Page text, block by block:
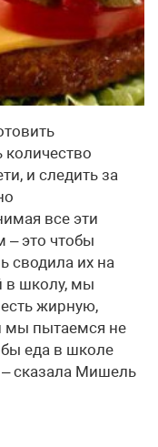
количество
и следить за
все эти
– это чтобы
сводила их на
в школу, мы
жирную,
мы пытаемся не
еда в школе
– сказала Мишель